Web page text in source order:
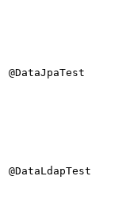
@DataJpaTest
@DataLdapTest